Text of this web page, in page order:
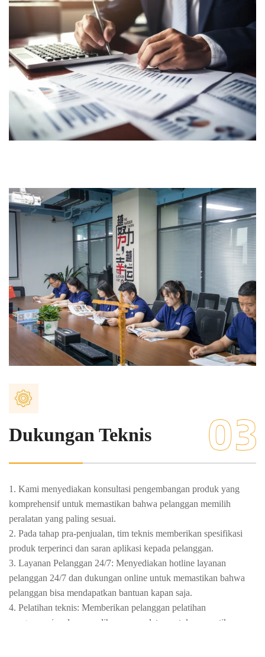
Dukungan Teknis
1. Kami menyediakan konsultasi pengembangan produk yang
komprehensif untuk memastikan bahwa pelanggan memilih
peralatan yang paling sesuai.
2. Pada tahap pra-penjualan, tim teknis memberikan spesifikasi
produk terperinci dan saran aplikasi kepada pelanggan.
3. Layanan Pelanggan 24/7: Menyediakan hotline layanan
pelanggan 24/7 dan dukungan online untuk memastikan bahwa
pelanggan bisa mendapatkan bantuan kapan saja.
4. Pelatihan teknis: Memberikan pelanggan pelatihan
pengoperasian dan pemeliharaan peralatan untuk memastikan